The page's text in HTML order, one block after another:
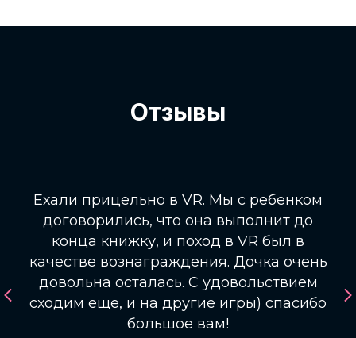
Отзывы
Ехали прицельно в VR. Мы с ребенком
договорились, что она выполнит до
конца книжку, и поход в VR был в
качестве вознаграждения. Дочка очень
довольна осталась. С удовольствием
сходим еще, и на другие игры) спасибо
большое вам!